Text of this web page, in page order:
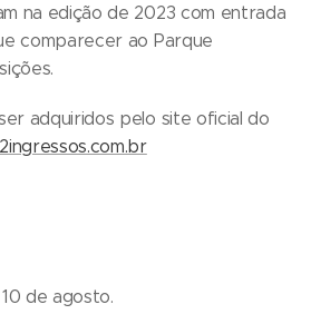
na edição de 2023 com entrada
comparecer ao Parque
adquiridos pelo site oficial do
de agosto.